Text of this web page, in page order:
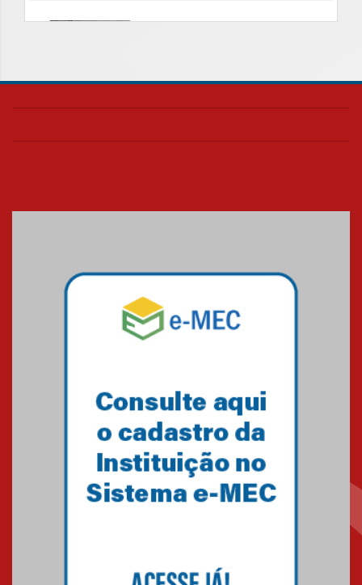
realizará nova edição da Feira
04.08.2026
Mackenzie recepciona os
calouros do segundo semestre
Como o Colégio Mackenzie
Brasília prepara seus
estudantes para o PAS antes
mesmo do Ensino Médio